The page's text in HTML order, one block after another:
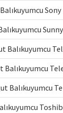
Balıkuyumcu
Balıkuyumcu
Balıkuyumcu